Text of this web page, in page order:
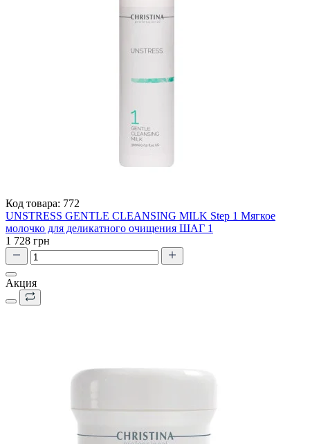
Код товара: 772
UNSTRESS GENTLE CLEANSING MILK Step 1 Мягкое
молочко для деликатного очищения ШАГ 1
1 728 грн
Акция